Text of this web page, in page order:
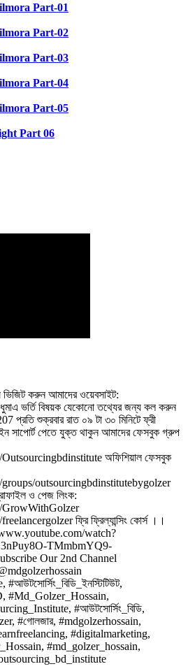
Part-01
Part-02
Part-03
Part-04
Part-05
Part 06
করুন আমাদের ওয়েবসাইট:
ভর্তি বিষয়ক যেকোনো তথ্যের জন্য কল করুন
শুক্রবার রাত ০৯ টা ৩০ মিনিটে ফ্রী
সাপোর্ট পেতে যুক্ত থাকুন আমাদের ফেসবুক গ্রুপ
অফিশিয়াল ফেসবুক
outsourcingbdinstitutebygolzer
ও পেজ লিংক:
ফ্রি ফ্রিল্যান্সিং কোর্স ।।
www.youtube.com/watch?
TMmbmYQ9-
Our 2nd Channel
#Md_Golzer_Hossain,
#আউটসোর্সিং_বিডি,
#গোলজার, #mdgolzerhossain,
#digitalmarketing,
#md_golzer_hossain,